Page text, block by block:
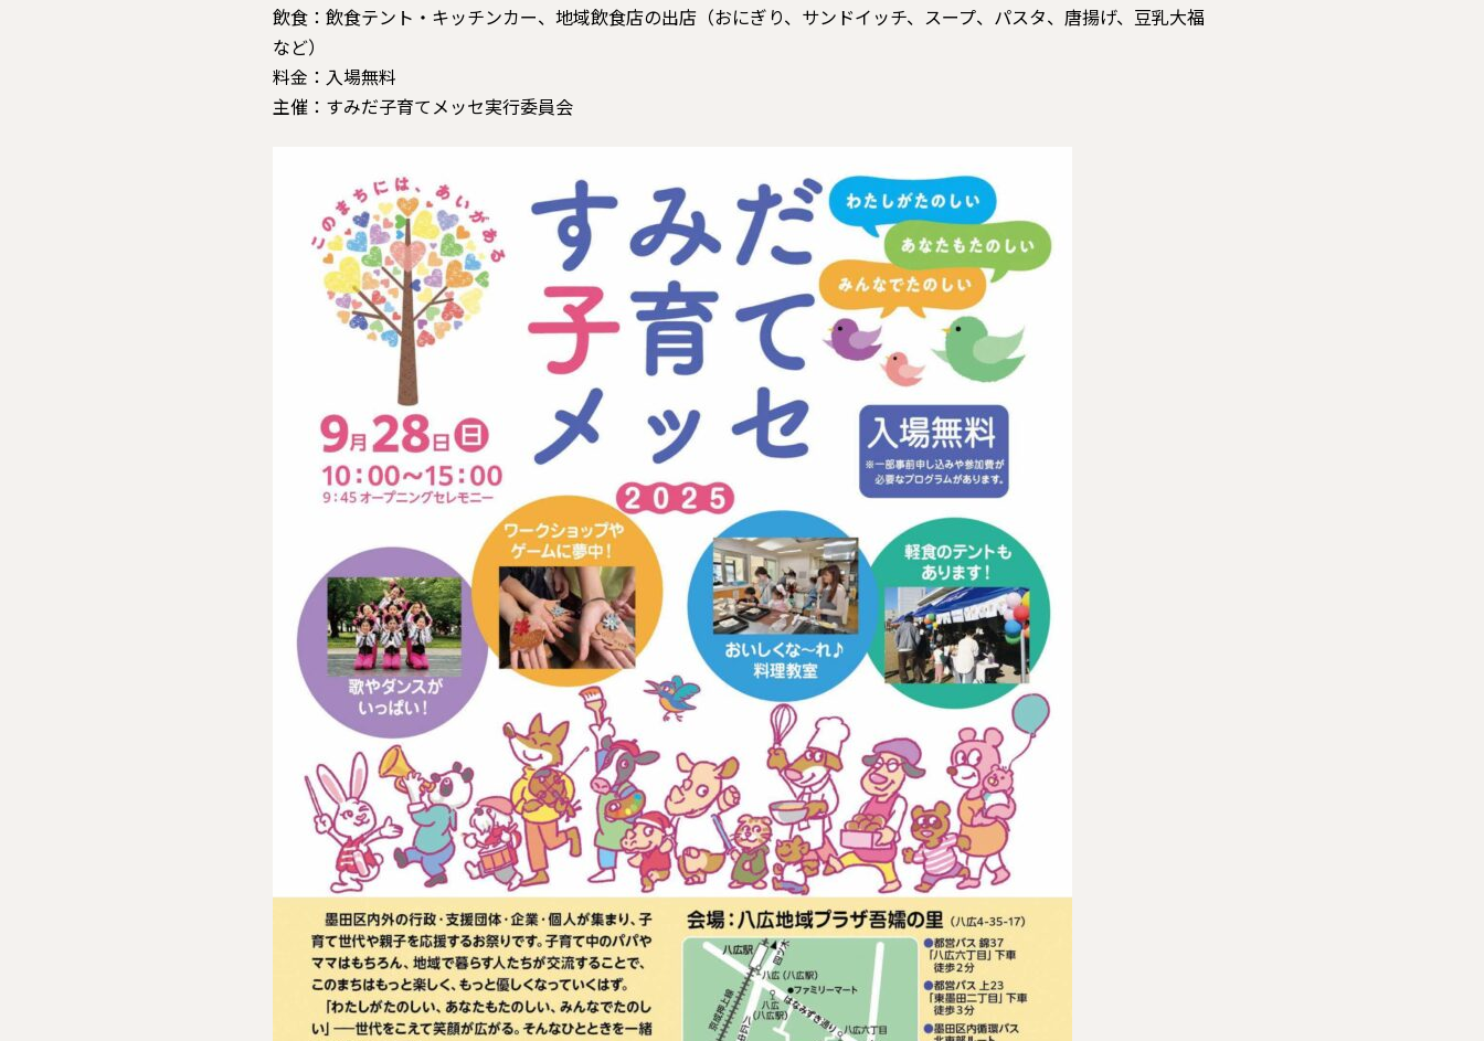
飲食 ：飲食テント・キッチンカー、地域飲食店の出店（おにぎり、サンドイッチ、スープ、パスタ、唐揚げ、豆乳大福
など）
料金 ：入場無料
主催 ：すみだ子育てメッセ実行委員会